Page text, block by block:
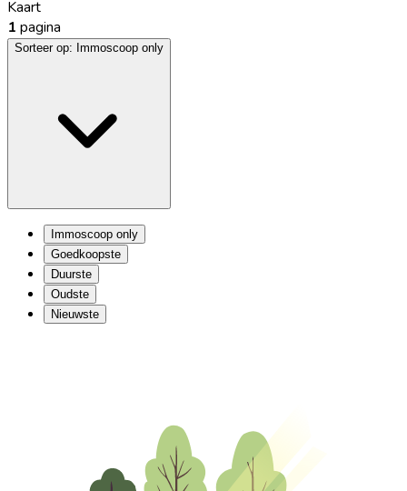
Kaart
1 pagina
Sorteer op: Immoscoop only
Immoscoop only
Goedkoopste
Duurste
Oudste
Nieuwste